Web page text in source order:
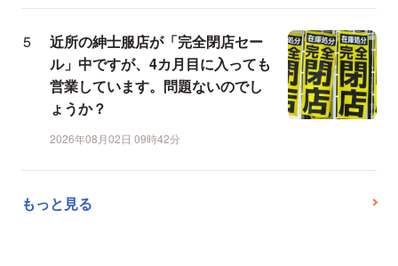
近所の紳士服店が「完全閉店セー
ル」中ですが、4カ月目に入っても
営業しています。問題ないのでし
ょうか？
2026年08月02日 09時42分
もっと見る